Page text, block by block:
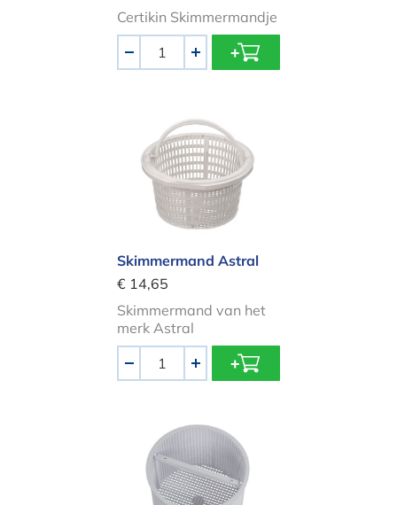
Certikin Skimmermandje
+
Skimmermand Astral
Skimmermand Astral
€ 14,65
Skimmermand van het
merk Astral
+
Skimmermand Hayward